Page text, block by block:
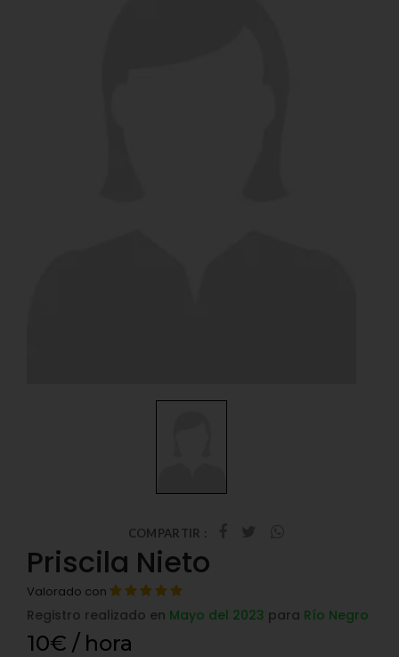
COMPARTIR :
Priscila Nieto
Valorado con
Registro realizado en Mayo del 2023 para Río Negro
10€ / hora